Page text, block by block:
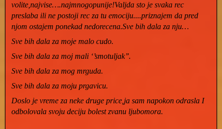
volite,najvise….najmnogopunije!Valjda sto je svaka rec
preslaba ili ne postoji rec za tu emociju....priznajem da pred
njom ostajem ponekad nedorecena.Sve bih dala za nju…
Sve bih dala za moje malo cudo.
Sve bih dala za moj mali ‘’smotuljak’’.
Sve bih dala za mog mrguda.
Sve bih dala za moju prgavicu.
Doslo je vreme za neke druge price,ja sam napokon odrasla I
odbolovala svoju deciju bolest zvanu ljubomora.